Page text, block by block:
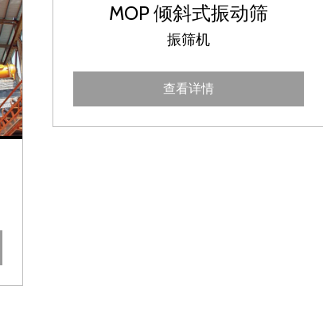
MOP 倾斜式振动筛
振筛机
查看详情